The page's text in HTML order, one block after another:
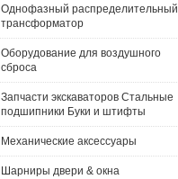
Однофазный распределительный
трансформатор
Оборудование для воздушного
сброса
Запчасти экскаваторов Стальные
подшипники Буки и штифты
Механические аксессуары
Шарниры двери & окна